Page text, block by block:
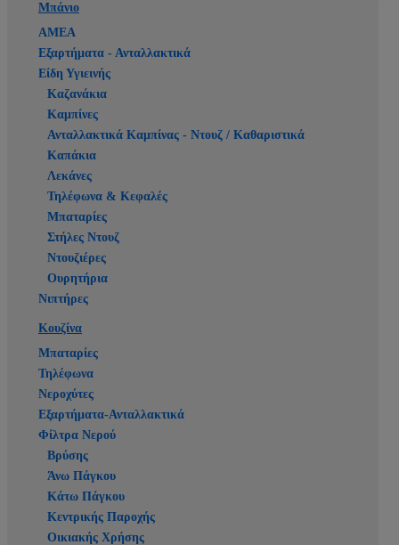
Μπάνιο
ΑΜΕΑ
Εξαρτήματα - Ανταλλακτικά
Είδη Υγιεινής
Καζανάκια
Καμπίνες
Ανταλλακτικά Καμπίνας - Ντουζ / Καθαριστικά
Καπάκια
Λεκάνες
Τηλέφωνα & Κεφαλές
Μπαταρίες
Στήλες Ντουζ
Ντουζιέρες
Ουρητήρια
Νιπτήρες
Κουζίνα
Μπαταρίες
Τηλέφωνα
Νεροχύτες
Εξαρτήματα-Ανταλλακτικά
Φίλτρα Νερού
Βρύσης
Άνω Πάγκου
Κάτω Πάγκου
Κεντρικής Παροχής
Οικιακής Χρήσης